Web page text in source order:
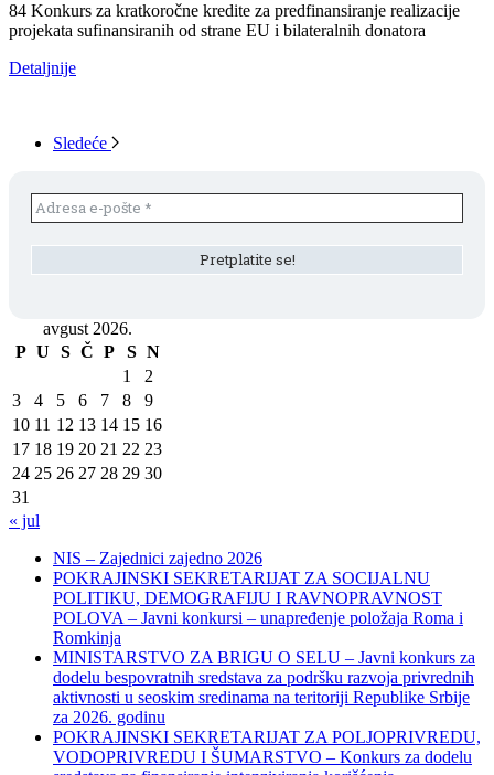
84 Konkurs za kratkoročne kredite za predfinansiranje realizacije
projekata sufinansiranih od strane EU i bilateralnih donatora
Detaljnije
Sledeće
avgust 2026.
P U S Č P S N
1
2
3
4 5 6 7 8
9
10 11 12 13 14 15 16
17 18 19 20 21 22 23
24 25 26 27 28 29 30
31
« jul
NIS – Zajednici zajedno 2026
POKRAJINSKI SEKRETARIJAT ZA SOCIJALNU
POLITIKU, DEMOGRAFIJU I RAVNOPRAVNOST
POLOVA – Javni konkursi – unapređenje položaja Roma i
Romkinja
MINISTARSTVO ZA BRIGU O SELU – Javni konkurs za
dodelu bespovratnih sredstava za podršku razvoja privrednih
aktivnosti u seoskim sredinama na teritoriji Republike Srbije
za 2026. godinu
POKRAJINSKI SEKRETARIJAT ZA POLJOPRIVREDU,
VODOPRIVREDU I ŠUMARSTVO – Konkurs za dodelu